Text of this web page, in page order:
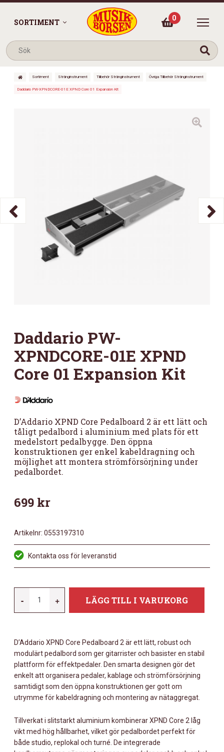
SORTIMENT 0
Sortiment Stränginstrument Tillbehör Stränginstrument Övriga Tillbehör Stränginstrument
Daddario PW-XPNDCORE-01E XPND Core 01 Expansion Kit
Daddario PW-
XPNDCORE-01E XPND
Core 01 Expansion Kit
D’Addario XPND Core Pedalboard 2 är ett lätt och
tåligt pedalbord i aluminium med plats för ett
medelstort pedalbygge. Den öppna
konstruktionen ger enkel kabeldragning och
möjlighet att montera strömförsörjning under
pedalbordet.
699 kr
Artikelnr: 0553197310
Kontakta oss för leveranstid
-
XPND
CORE
01
EXPANSION
KIT
+ LÄGG TILL I VARUKORG
D’Addario XPND Core Pedalboard 2 är ett lätt, robust och
modulärt pedalbord som ger gitarrister och basister en stabil
plattform för effektpedaler. Den smarta designen gör det
enkelt att organisera pedaler, kablage och strömförsörjning
samtidigt som den öppna konstruktionen ger gott om
utrymme för kabeldragning och montering av nätaggregat.
Tillverkat i slitstarkt aluminium kombinerar XPND Core 2 låg
vikt med hög hållbarhet, vilket gör pedalbordet perfekt för
både studio, replokal och turné. De integrerade